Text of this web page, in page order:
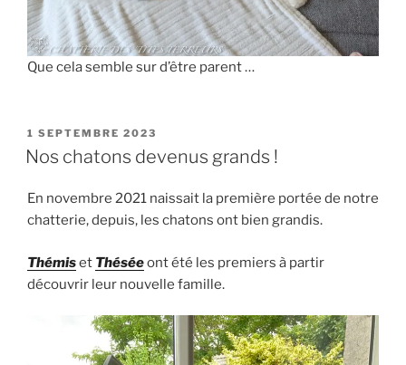
Que cela semble sur d’être parent …
PUBLIÉ
LE
1 SEPTEMBRE 2023
Nos chatons devenus grands !
En novembre 2021 naissait la première portée de notre
chatterie, depuis, les chatons ont bien grandis.
Thémiset Théséeont été les premiers à partir
découvrir leur nouvelle famille.